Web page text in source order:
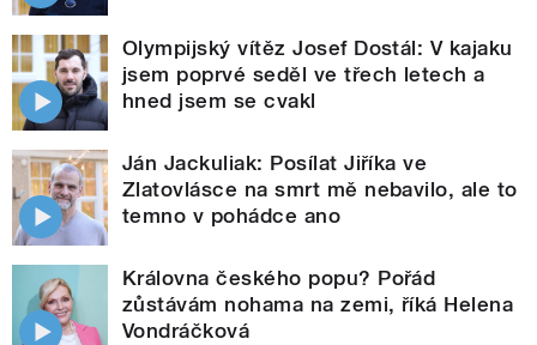
Olympijský vítěz Josef Dostál: V kajaku
jsem poprvé seděl ve třech letech a
hned jsem se cvakl
Ján Jackuliak: Posílat Jiříka ve
Zlatovlásce na smrt mě nebavilo, ale to
temno v pohádce ano
Královna českého popu? Pořád
zůstávám nohama na zemi, říká Helena
Vondráčková